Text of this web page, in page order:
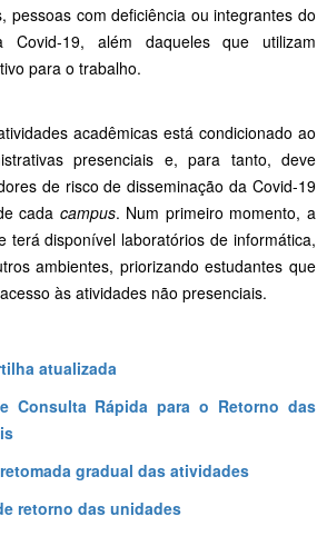
pessoas com deficiência ou integrantes do
19, além daqueles que utilizam
para o trabalho.
acadêmicas está condicionado ao
presenciais e, para tanto, deve
de risco de disseminação da Covid-19
cada campus. Num primeiro momento, a
terá disponível laboratórios de informática,
ambientes, priorizando estudantes que
às atividades não presenciais.
atualizada
Consulta Rápida para o Retorno das
gradual das atividades
retorno das unidades